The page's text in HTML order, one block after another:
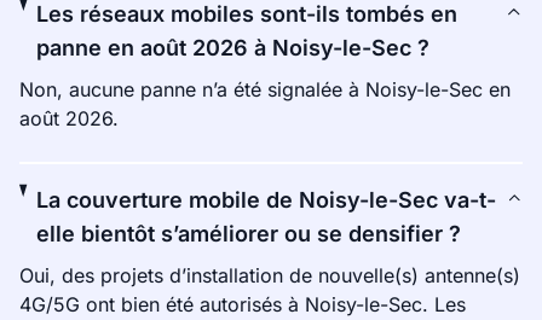
Les réseaux mobiles sont-ils tombés en
panne en août 2026 à Noisy-le-Sec ?
Non, aucune panne n’a été signalée à Noisy-le-Sec en
août 2026.
La couverture mobile de Noisy-le-Sec va-t-
elle bientôt s’améliorer ou se densifier ?
Oui, des projets d’installation de nouvelle(s) antenne(s)
4G/5G ont bien été autorisés à Noisy-le-Sec. Les